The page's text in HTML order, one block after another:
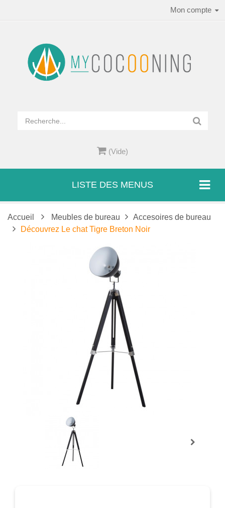
Mon compte
(Vide)
LISTE DES MENUS
Accueil Meubles de bureau
Accesoires de bureau
Découvrez Le chat Tigre Breton Noir